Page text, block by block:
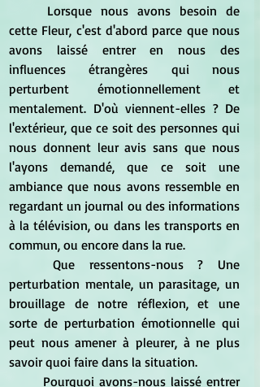
cette Fleur, c'est d'abord parce que nous
avons laissé entrer en nous des
influences étrangères qui nous
perturbent émotionnellement et
mentalement. D'où viennent-elles ? De
l'extérieur, que ce soit des personnes qui
nous donnent leur avis sans que nous
l'ayons demandé, que ce soit une
ambiance que nous avons ressemble en
regardant un journal ou des informations
à la télévision, ou dans les transports en
commun, ou encore dans la rue.
perturbation mentale, un parasitage, un
brouillage de notre réflexion, et une
sorte de perturbation émotionnelle qui
peut nous amener à pleurer, à ne plus
savoir quoi faire dans la situation.